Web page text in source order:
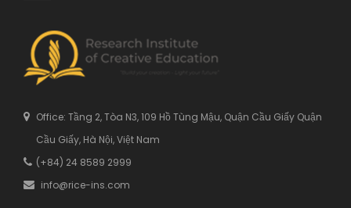
Office: Tầng 2, Tòa N3, 109 Hồ Tùng Mậu, Quận Cầu Giấy Quận
Cầu Giấy, Hà Nội, Việt Nam
(+84) 24 8589 2999
info@rice-ins.com